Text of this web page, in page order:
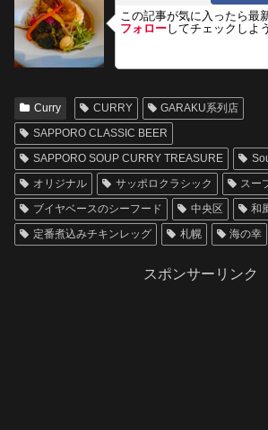
この記事が気に入ったら最
フォローしてチェックしよ
Curry CURRY
GARAKU系列店
SAPPORO CLASSIC BEER
SAPPORO SOUP CURRY TREASURE
オリジナル
サッポロクラシック スー
ブイヤベースのシーフード
中央区
和
定番煮込みチキンレッグ
札幌 海の幸
スポンサーリンク